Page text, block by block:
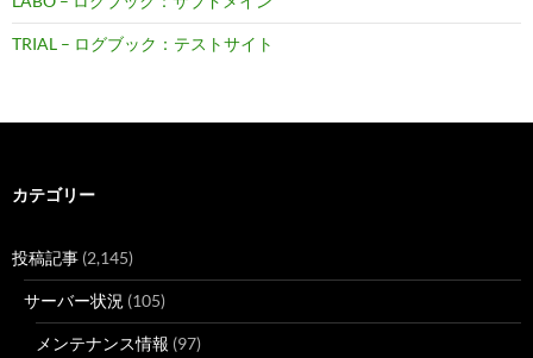
TRIAL – ログブック：テストサイト
カテゴリー
投稿記事 (2,145)
サーバー状況 (105)
メンテナンス情報 (97)